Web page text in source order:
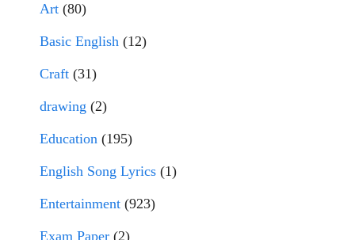
Art (80)
Basic English (12)
Craft (31)
drawing (2)
Education (195)
English Song Lyrics (1)
Entertainment (923)
Exam Paper (2)